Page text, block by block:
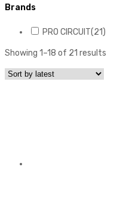
Brands
PRO CIRCUIT(21)
Showing 1–18 of 21 results